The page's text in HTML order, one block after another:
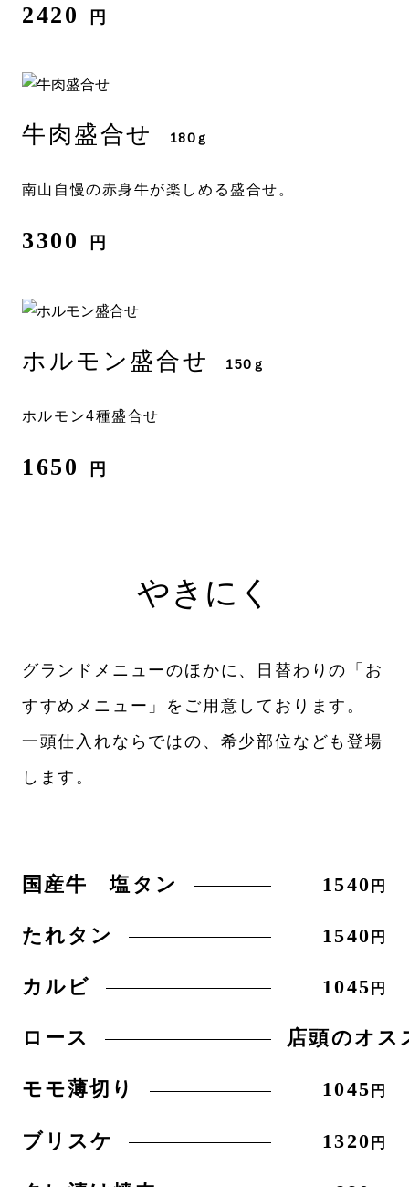
2420 円
牛肉盛合せ 180ｇ
南山自慢の赤身牛が楽しめる盛合せ。
3300 円
ホルモン盛合せ 150ｇ
ホルモン4種盛合せ
1650 円
やきにく
グランドメニューのほかに、日替わりの「お
すすめメニュー」をご用意しております。
一頭仕入れならではの、希少部位なども登場
します。
国産牛 塩タン 1540 円
たれタン 1540 円
カルビ 1045 円
ロース 店頭のオス
モモ薄切り 1045 円
ブリスケ 1320 円